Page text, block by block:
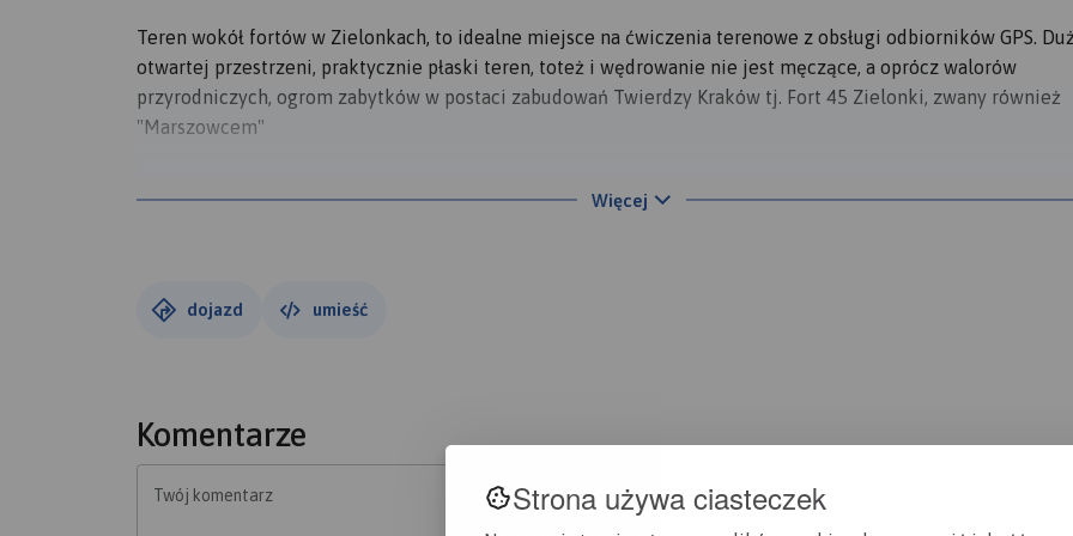
Strona używa ciasteczek
Teren wokół fortów w Zielonkach, to idealne miejsce na ćwiczenia terenowe z obsługi odbiorników GPS.
otwartej przestrzeni, praktycznie płaski teren, toteż i wędrowanie nie jest męczące, a oprócz walorów
przyrodniczych, ogrom zabytków w postaci zabudowań Twierdzy Kraków tj. Fort 45 Zielonki, zwany również
"Marszowcem"
Znajduje się na grzbiecie obłego, szerokiego wzgórza, ciągnącego się równoleżnikowo od Witkowic ku
Marszowcem (stąd druga nazwa Fortu Zielonki).
Fort Zielonki ma typowy pięcioboczny kształt; składa się on z koszar szyjowych, schronu głównego i ośmiu
schronów pogotowia na wale artyleryjskim, całość otoczona jest suchą fosą; fosy strzegły jedna czołowa,
Więcej
dojazd umieść
Komentarze
Twój komentarz